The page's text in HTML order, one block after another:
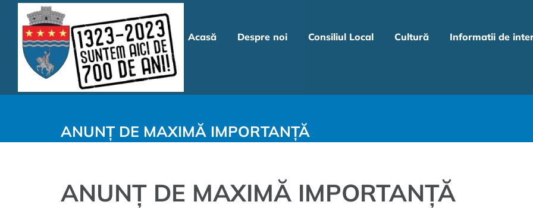
content
Acasă Despre noi Consiliul Local Cultură Informatii de
ANUNȚ DE MAXIMĂ IMPORTANȚĂ
ANUNȚ DE MAXIMĂ IMPORTANȚĂ